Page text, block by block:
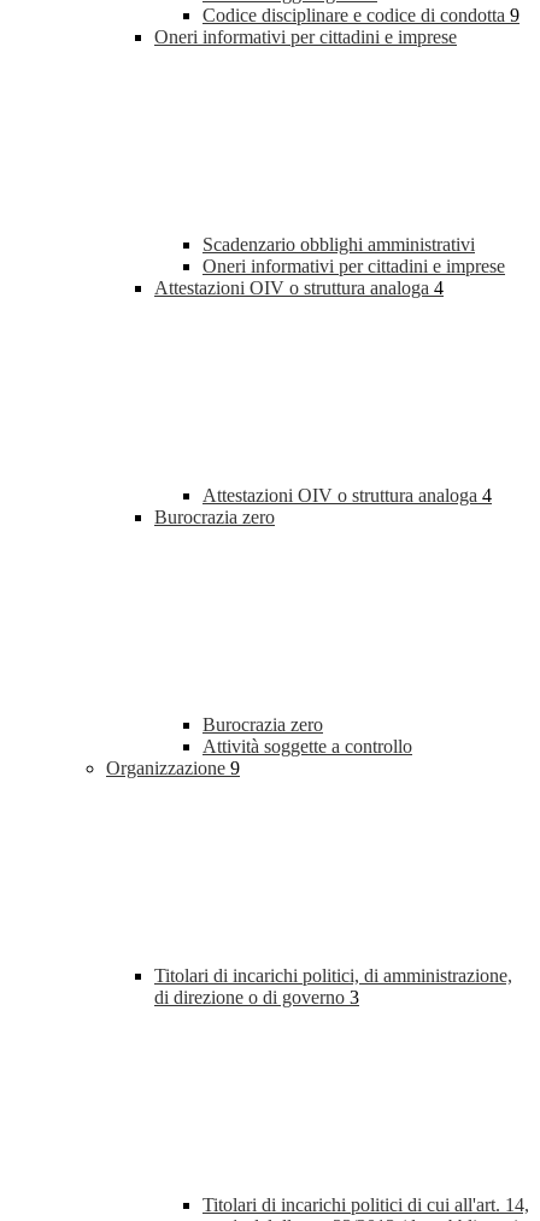
Codice disciplinare e codice di condotta 9
Oneri informativi per cittadini e imprese
Scadenzario obblighi amministrativi
Oneri informativi per cittadini e imprese
Attestazioni OIV o struttura analoga 4
Attestazioni OIV o struttura analoga 4
Burocrazia zero
Burocrazia zero
Attività soggette a controllo
Organizzazione 9
Titolari di incarichi politici, di amministrazione,
di direzione o di governo 3
Titolari di incarichi politici di cui all'art. 14,